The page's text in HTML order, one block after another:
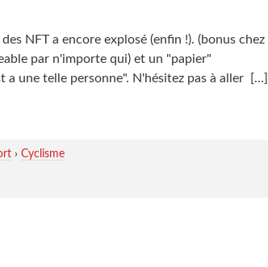
NFT a encore explosé (enfin !). (bonus chez
par n'importe qui) et un "papier"
une telle personne". N'hésitez pas à aller
[…]
› Cyclisme